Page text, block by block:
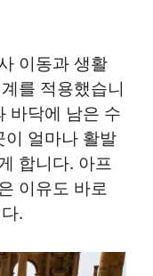
이동과 생활
를 적용했습니
바닥에 남은 수
이 얼마나 활발
합니다. 아프
이유도 바로
.